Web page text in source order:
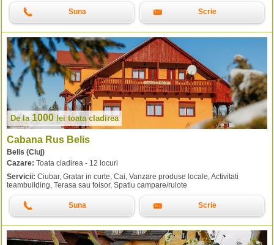
Suna Scrie
De la 1000 leitoata cladirea
Cabana Rus Belis
Belis (Cluj)
Cazare: Toata cladirea - 12 locuri
Servicii: Ciubar, Gratar in curte, Cai, Vanzare produse locale, Activitati
teambuilding, Terasa sau foisor, Spatiu campare/rulote
Suna Scrie